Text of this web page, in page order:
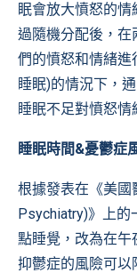
眠會放大憤怒的
過隨機分配後，在
們的憤怒和情緒進
睡眠)的情況下，
睡眠不足對憤怒情
睡眠時間&憂鬱症
根據發表在 《美
Psychiatry)》 上的
點睡覺，改為在午
抑鬱症的風險可以